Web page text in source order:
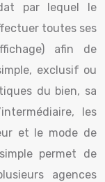
par lequel le
toutes ses
afin de
exclusif ou
du bien, sa
les
et le mode de
permet de
agences